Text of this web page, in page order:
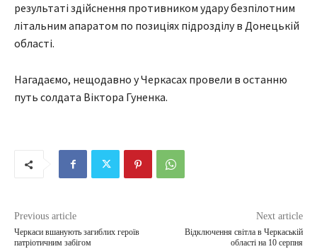
результаті здійснення противником удару безпілотним
літальним апаратом по позиціях підрозділу в Донецькій
області.
Нагадаємо, нещодавно у Черкасах провели в останню
путь солдата Віктора Гуненка.
Previous article
Черкаси вшанують загиблих героїв
патріотичним забігом
Next article
Відключення світла в Черкаській
області на 10 серпня